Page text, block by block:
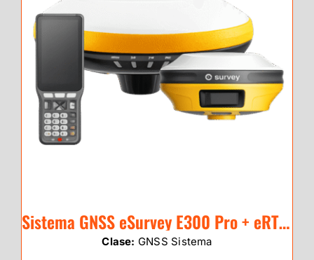
Sistema GNSS eSurvey E300 Pro + eRTK30
Clase: GNSS Sistema